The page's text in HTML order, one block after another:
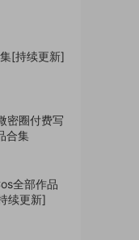
[持续更新]
密圈付费写
合集
全部作品
续更新]